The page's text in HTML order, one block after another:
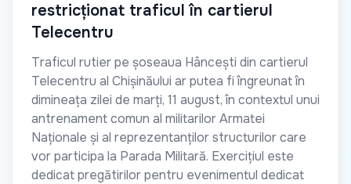
restricționat traficul în cartierul
Telecentru
Traficul rutier pe șoseaua Hâncești din cartierul
Telecentru al Chișinăului ar putea fi îngreunat în
dimineața zilei de marți, 11 august, în contextul unui
antrenament comun al militarilor Armatei
Naționale și al reprezentanților structurilor care
vor participa la Parada Militară. Exercițiul este
dedicat pregătirilor pentru evenimentul dedicat